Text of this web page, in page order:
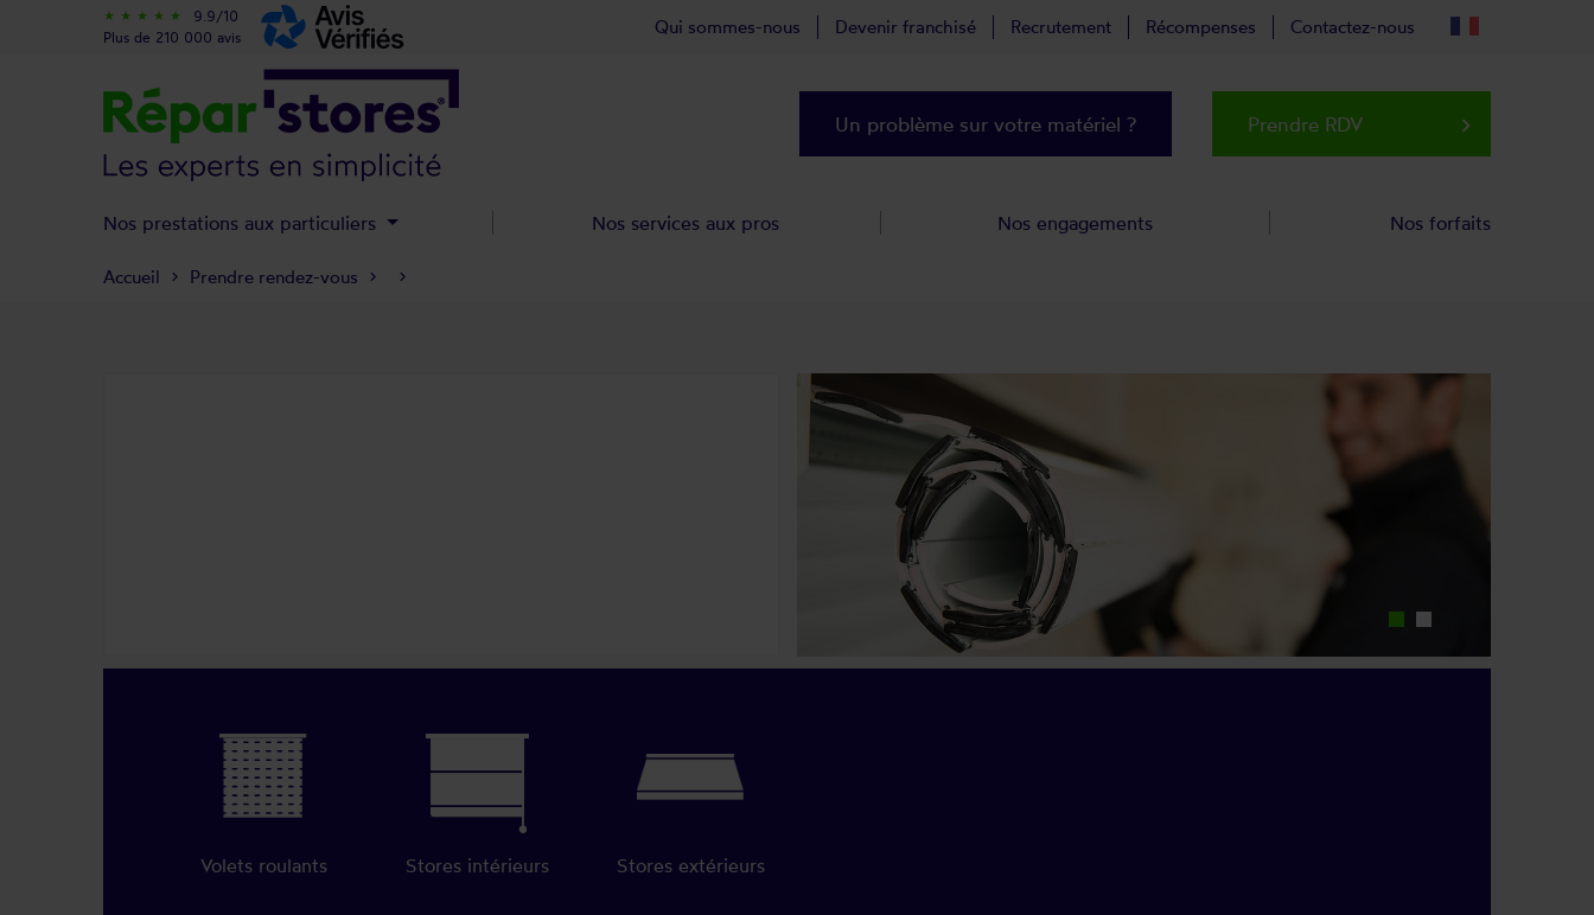
Accueil Prendre rendez-vous
Volets roulants Stores intérieurs Stores extérieurs
star_rate star_rate star_rate star_rate star_rate
9.9/10
Plus de 210 000 avis
Qui sommes-nous Devenir franchisé Recrutement Récompenses Contactez-nous
Un problème sur votre matériel ? Prendre RDV keyboard_arrow_right
Nos prestations aux particuliers Nos services aux pros Nos engagements Nos forfaits